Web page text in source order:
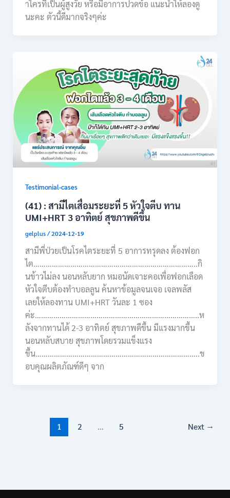
าใครที่เป็นผู้สูงวัย หรือมีอาการปวดข้อ แนะนำให้ลองดู
นะคะ ตัวนี้ดีมากจริงๆค่ะ
Testimonial-cases
(41) : สามีไตเสื่อมระยะที่ 5 หัวใจตีบ ทาน
UMI+HRT 3 อาทิตย์ สุขภาพดีขึ้น
gelplus/2024-12-19
สามีพี่ป่วยเป็นโรคไตระยะที่ 5 อาการทรุดลง ต้องฟอก
ไต……………………………………………………………………..กิ
นข้าวไม่ลง นอนหลับยาก หมอนัดเจาะคอเพื่อฟอกเลือด
หัวใจตีบต้องทำบอลลูน ค้นหาข้อมูลจนเจอ เจลพลัส
เลยให้ลองทาน UMI+HRT วันละ 1 ซอง
ค่ะ……………………………………………………………………..ห
ลังจากทานได้ 2-3 อาทิตย์ สุขภาพดีขึ้น มีแรงมากขึ้น
นอนหลับสบาย สุขภาพโดยรวมแข็งแรง
ขึ้น……………………………………………………………………..ข
อบคุณผลิตภัณฑ์ดีๆ จาก
1 2 … 5 Next →